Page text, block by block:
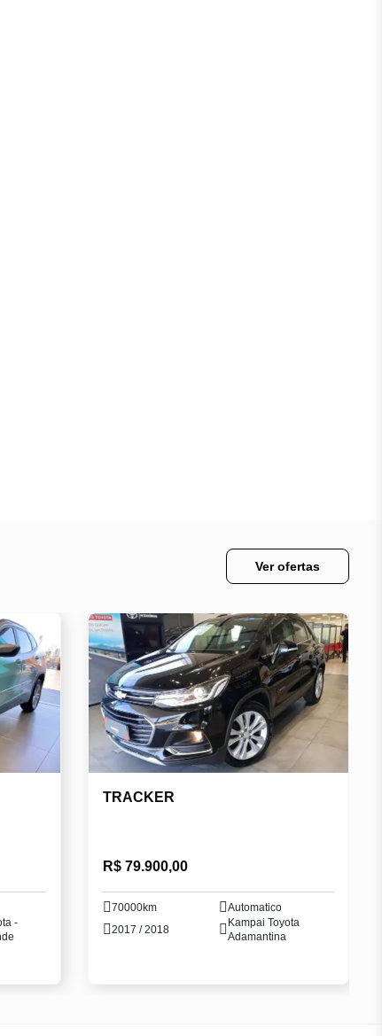
Ver ofertas
-
TRACKER
R$ 79.900,00
70000km
Automatico
2017 / 2018
Kampai Toyota
Adamantina